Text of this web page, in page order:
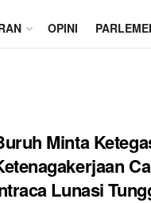
OPINI
Minta
Lunasi